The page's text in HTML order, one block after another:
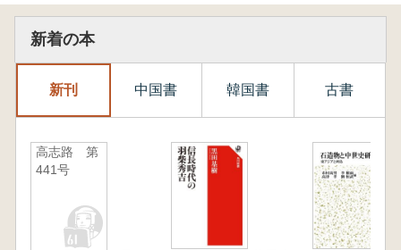
新着の本
新刊 中国書 韓国書 古書
高志路 第
441号